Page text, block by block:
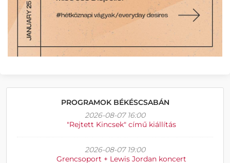
PROGRAMOK BÉKÉSCSABÁN
2026-08-07 16:00
"Rejtett Kincsek" című kiállítás
2026-08-07 19:00
Grencsoport + Lewis Jordan koncert